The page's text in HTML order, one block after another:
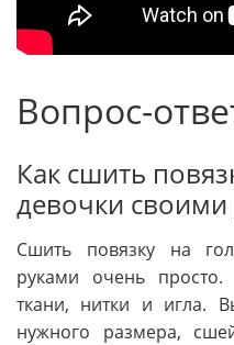
Вопрос-
Как сшить
девочки своими
Сшить повязку на
руками очень просто.
ткани, нитки и игла.
нужного размера,